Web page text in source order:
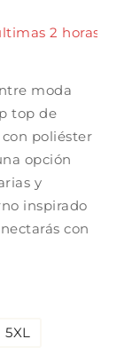
2 horas
moda
top de
poliéster
opción
y
inspirado
con
5XL